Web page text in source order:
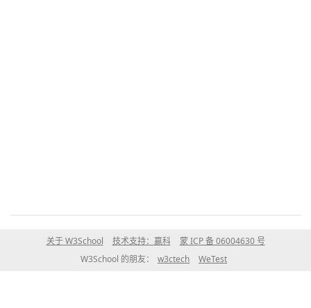
关于 W3School 技术支持：赢科
蒙 ICP 备 06004630 号
W3School 的朋友：
w3ctech WeTest